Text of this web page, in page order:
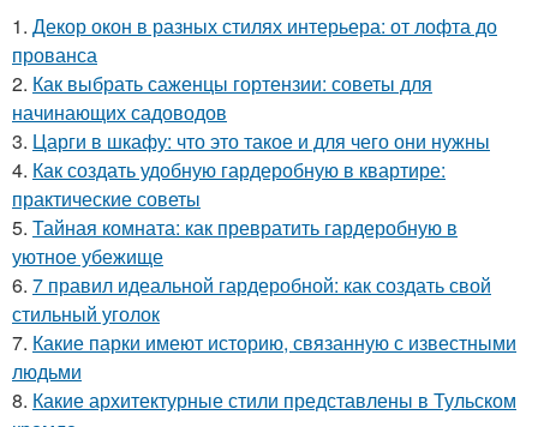
1. Декор окон в разных стилях интерьера: от лофта до
прованса
2. Как выбрать саженцы гортензии: советы для
начинающих садоводов
3. Царги в шкафу: что это такое и для чего они нужны
4. Как создать удобную гардеробную в квартире:
практические советы
5. Тайная комната: как превратить гардеробную в
уютное убежище
6. 7 правил идеальной гардеробной: как создать свой
стильный уголок
7. Какие парки имеют историю, связанную с известными
людьми
8. Какие архитектурные стили представлены в Тульском